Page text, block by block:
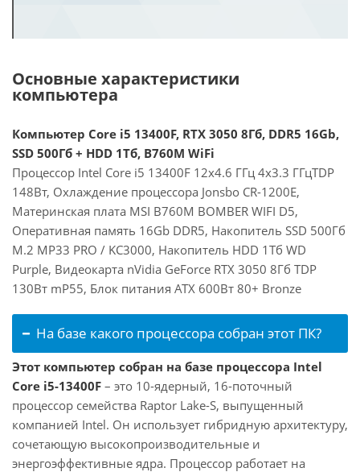
Основные характеристики
компьютера
Компьютер Core i5 13400F, RTX 3050 8Гб, DDR5 16Gb,
SSD 500Гб + HDD 1Тб, B760M WiFi
Процессор Intel Core i5 13400F 12x4.6 ГГц 4x3.3 ГГцTDP
148Вт, Охлаждение процессора Jonsbo CR-1200E,
Материнская плата MSI B760M BOMBER WIFI D5,
Оперативная память 16Gb DDR5, Накопитель SSD 500Гб
M.2 MP33 PRO / KC3000, Накопитель HDD 1Тб WD
Purple, Видеокарта nVidia GeForce RTX 3050 8Гб TDP
130Вт mP55, Блок питания ATX 600Вт 80+ Bronze
На базе какого процессора собран этот ПК?
Этот компьютер собран на базе процессора Intel
Core i5-13400F – это 10-ядерный, 16-поточный
процессор семейства Raptor Lake-S, выпущенный
компанией Intel. Он использует гибридную архитектуру,
сочетающую высокопроизводительные и
энергоэффективные ядра. Процессор работает на